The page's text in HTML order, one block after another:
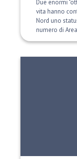
Due enormi
vita hanno
Nord uno
numero di